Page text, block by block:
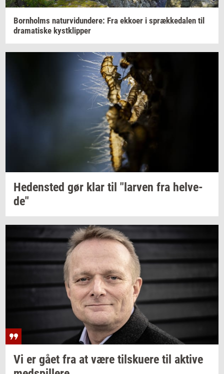
Born­holms na­tur­vi­dun­de­re: Fra ek­ko­er i spræk­ke­da­len til
dra­ma­ti­ske kyst­klip­per
He­den­sted gør klar til "lar­ven fra hel­ve­
de"
Vi er gået fra at være til­sku­e­re til ak­ti­ve